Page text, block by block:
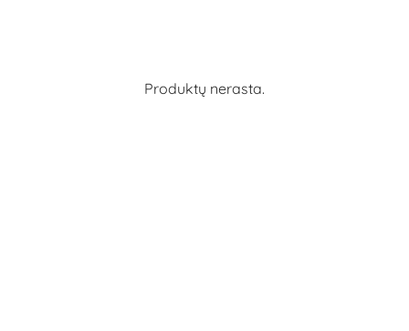
Produktų nerasta.